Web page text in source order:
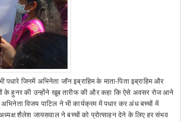
जिनमें अभिनेता जॉन इब्राहिम के माता-पिता इब्राहिम और
के हुनर की उन्होंने खूब तारीफ की और कहा कि ऐसे अवसर रोज आने
विजय पाटिल ने भी कार्यक्रम में पधार कर अंध बच्चों में
शैलेश जायसवाल ने बच्चों को प्रोत्साहन देने के लिए हर संभव